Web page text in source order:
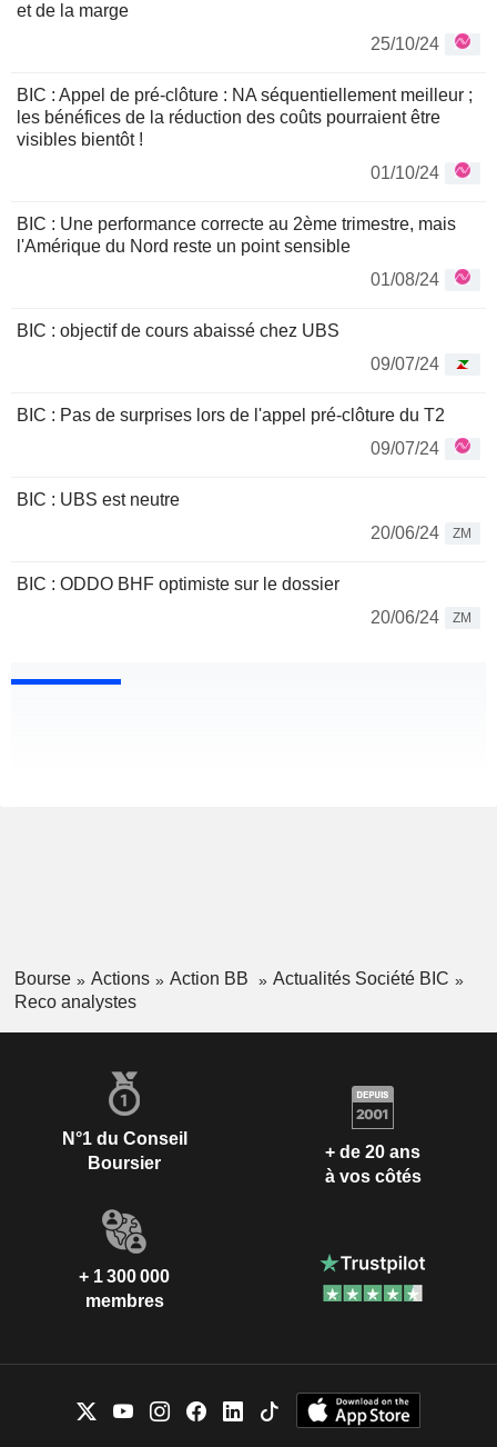
et de la marge
25/10/24
BIC : Appel de pré-clôture : NA séquentiellement meilleur ;
les bénéfices de la réduction des coûts pourraient être
visibles bientôt !
01/10/24
BIC : Une performance correcte au 2ème trimestre, mais
l'Amérique du Nord reste un point sensible
01/08/24
BIC : objectif de cours abaissé chez UBS
09/07/24
BIC : Pas de surprises lors de l'appel pré-clôture du T2
09/07/24
BIC : UBS est neutre
20/06/24
ZM
BIC : ODDO BHF optimiste sur le dossier
20/06/24
ZM
Bourse Actions Action BB
Actualités Société BIC
Reco analystes
N°1 du Conseil
Boursier
+ de 20 ans
à vos côtés
+ 1 300 000
membres